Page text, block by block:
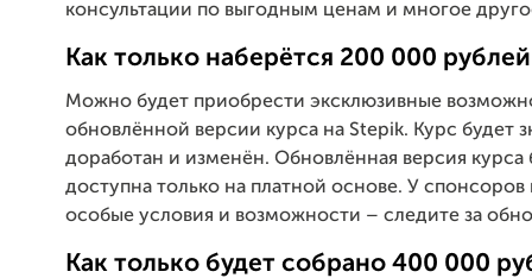
консультации по выгодным ценам и многое
Как только наберётся 200 000 рублей
Можно будет приобрести эксклюзивные
обновлённой версии курса на Stepik. Курс будет
доработан и изменён. Обновлённая версия курса
доступна только на платной основе. У спонсоров
особые условия и возможности – следите за
Как только будет собрано 400 000